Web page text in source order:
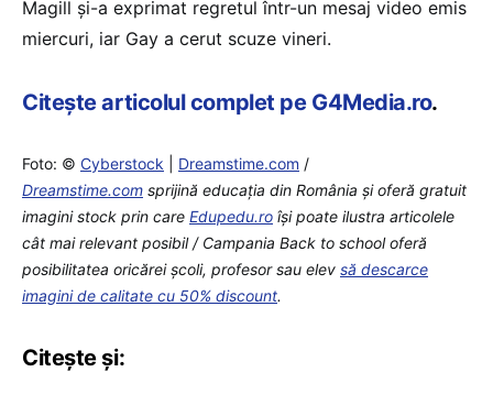
Magill şi-a exprimat regretul într-un mesaj video emis
miercuri, iar Gay a cerut scuze vineri.
Citește articolul complet pe G4Media.ro.
Foto: © Cyberstock Dreamstime.com /
Dreamstime.com sprijină educaţia din România şi oferă gratuit
imagini stock prin care Edupedu.ro îşi poate ilustra articolele
cât mai relevant posibil / Campania Back to school oferă
posibilitatea oricărei școli, profesor sau elev să descarce
imagini de calitate cu 50% discount.
Citește și: